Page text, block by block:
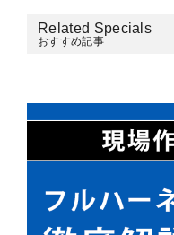
Related Specials
おすすめ記事